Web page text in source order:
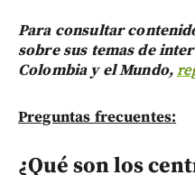
Para consultar
sobre sus temas de
Colombia y el Mundo,
Preguntas frecuentes:
¿Qué son los